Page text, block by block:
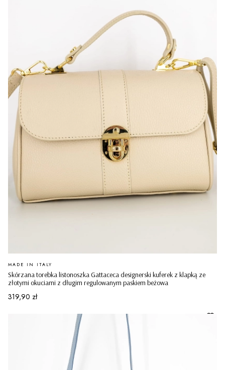
Skórzana torebka listonoszka Gattaceca designerski kuferek z klapką ze
złotymi okuciami z długim regulowanym paskiem beżowa
PRODUCENT
MADE IN ITALY
Cena
319,90 zł